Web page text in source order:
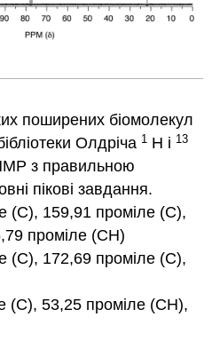
поширених біомолекул
Олдріча 1 H і 13
з правильною
пікові завдання.
(С), 159,91 проміле (С),
проміле (СН)
(С), 172,69 проміле (С),
(С), 53,25 проміле (СН),